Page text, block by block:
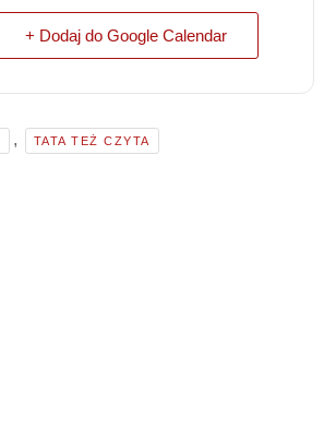
+ Dodaj do Google Calendar
, TATA TEŻ CZYTA